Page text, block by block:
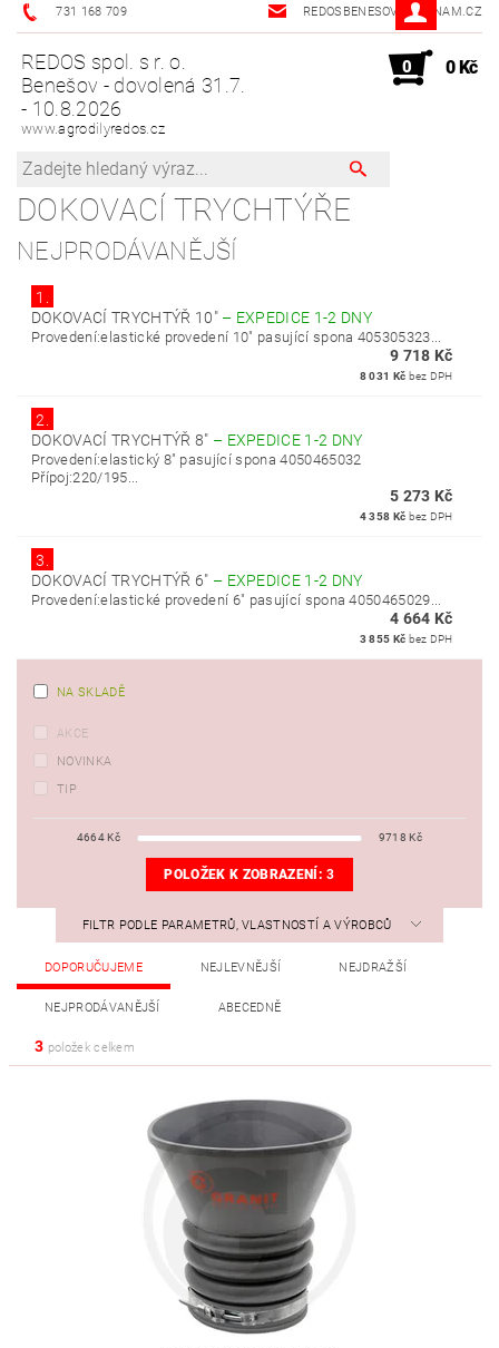
731 168 709 REDOSBENESOV@SEZNAM.CZ
REDOS spol. s r. o.
Benešov - dovolená 31.7.
- 10.8.2026
www.agrodilyredos.cz
0 0 Kč
DOKOVACÍ TRYCHTÝŘE
NEJPRODÁVANĚJŠÍ
1.
DOKOVACÍ TRYCHTÝŘ 10" – EXPEDICE 1-2 DNY
Provedení:elastické provedení 10" pasující spona 405305323...
9 718 Kč
8 031 Kč bez DPH
2.
DOKOVACÍ TRYCHTÝŘ 8" – EXPEDICE 1-2 DNY
Provedení:elastický 8" pasující spona 4050465032
Přípoj:220/195...
5 273 Kč
4 358 Kč bez DPH
3.
DOKOVACÍ TRYCHTÝŘ 6" – EXPEDICE 1-2 DNY
Provedení:elastické provedení 6" pasující spona 4050465029...
4 664 Kč
3 855 Kč bez DPH
NA SKLADĚ
AKCE
NOVINKA
TIP
4664Kč 9718 Kč
POLOŽEK K ZOBRAZENÍ:3
FILTR PODLE PARAMETRŮ, VLASTNOSTÍ A VÝROBCŮ
DOPORUČUJEME NEJLEVNĚJŠÍ NEJDRAŽŠÍ
NEJPRODÁVANĚJŠÍ ABECEDNĚ
3 položek celkem